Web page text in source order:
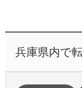
兵庫県内で